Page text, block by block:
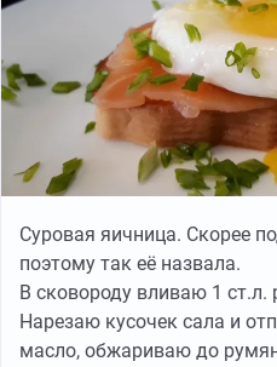
Суровая яичница. Скорее
поэтому так её назвала.
В сковороду вливаю 1 ст.л.
Нарезаю кусочек сала и
масло, обжариваю до